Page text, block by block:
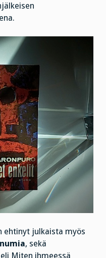
ehtinyt julkaista myös
, sekä
eli Miten ihmeessä